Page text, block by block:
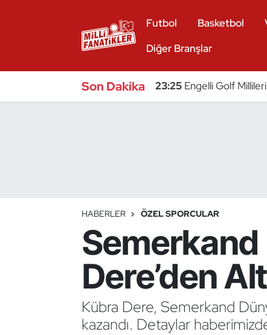
Futbol Basketbol
Diğer Branşlar
Son Dakika 23:25 Engelli Golf
HABERLER ÖZEL SPORCULAR
Semerkand
Dere’den
Kübra Dere, Semerkand
kazandı. Detaylar
Bocce Bowling Dart